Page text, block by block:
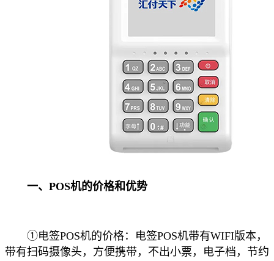
一、POS机的价格和优势
①电签POS机的价格：电签POS机带有WIFI版本，
带有扫码摄像头，方便携带，不出小票，电子档，节约